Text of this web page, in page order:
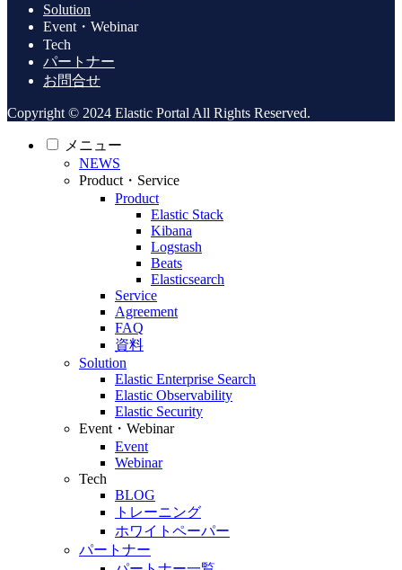
Solution
Event・Webinar
Tech
パートナー
お問合せ
Copyright © 2024 Elastic Portal All Rights Reserved.
メニュー
NEWS
Product・Service
Product
Elastic Stack
Kibana
Logstash
Beats
Elasticsearch
Service
Agreement
FAQ
資料
Solution
Elastic Enterprise Search
Elastic Observability
Elastic Security
Event・Webinar
Event
Webinar
Tech
BLOG
トレーニング
ホワイトペーパー
パートナー